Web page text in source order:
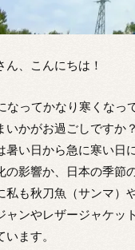
ん、こんにちは！
なってかなり寒くなっ
いかがお過ごしですか？
暑い日から急に寒い日
の影響か、日本の季節
私も秋刀魚（サンマ）
ャンやレザージャケッ
います。